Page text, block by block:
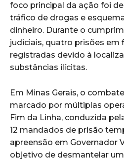
foco principal da ação foi
tráfico de drogas e
dinheiro. Durante o
judiciais, quatro prisões em
registradas devido à
substâncias ilícitas.
Em Minas Gerais, o
marcado por múltiplas
Fim da Linha, conduzida
12 mandados de prisão
apreensão em Governador
objetivo de desmantelar